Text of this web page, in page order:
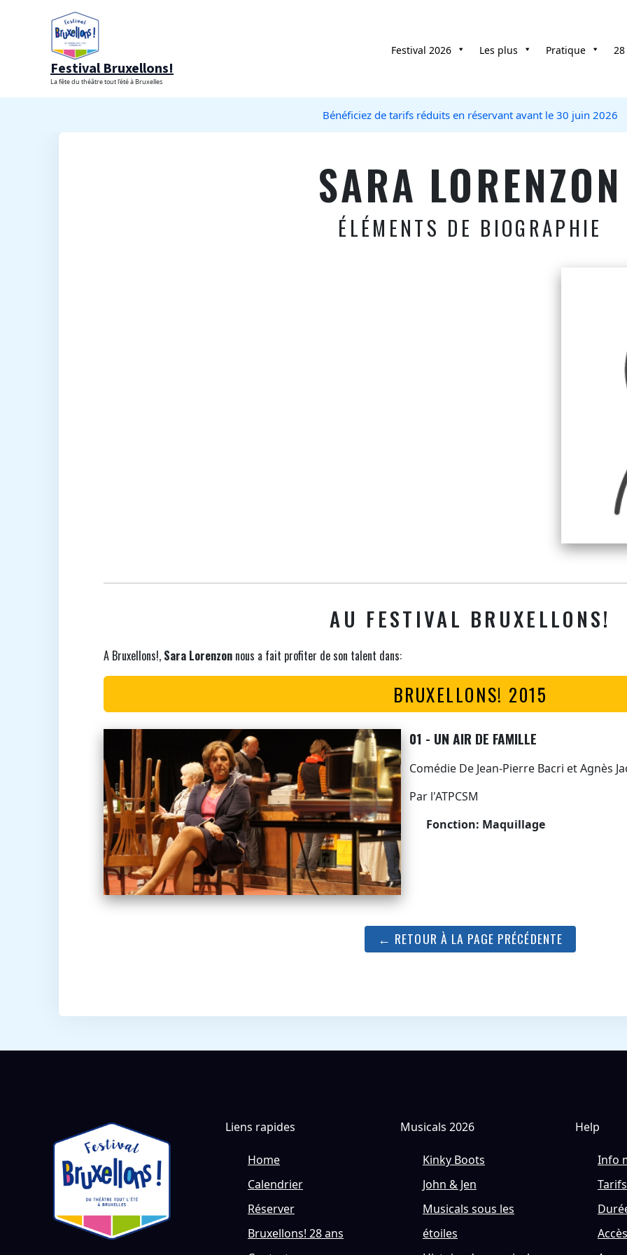
Festival Bruxellons!
La fête du théâtre tout l'été à Bruxelles
Festival 2026 Les plus Pratique
Bénéficiez de tarifs réduits en réservant avant le 30 juin 2026
SARA LORENZON
ÉLÉMENTS DE BIOGRAPHIE
AU FESTIVAL BRUXELLONS!
A Bruxellons!, Sara Lorenzon nous a fait profiter de son talent dans:
BRUXELLONS! 2015
01 - UN AIR DE FAMILLE
Comédie De Jean-Pierre Bacri et Agnès
Par l'ATPCSM
Fonction: Maquillage
← RETOUR À LA PAGE PRÉCÉDENTE
Liens rapides
Home
Calendrier
Réserver
Bruxellons! 28 ans
Musicals 2026
Kinky Boots
John & Jen
Musicals sous les
étoiles
Help
Info
Tarifs
Accès